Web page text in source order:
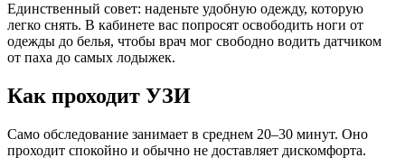
Единственный совет: наденьте удобную одежду, которую
легко снять. В кабинете вас попросят освободить ноги от
одежды до белья, чтобы врач мог свободно водить датчиком
от паха до самых лодыжек.
Как проходит УЗИ
Само обследование занимает в среднем 20–30 минут. Оно
проходит спокойно и обычно не доставляет дискомфорта.